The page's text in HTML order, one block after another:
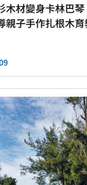
木材變身卡林巴
親子手作扎根木